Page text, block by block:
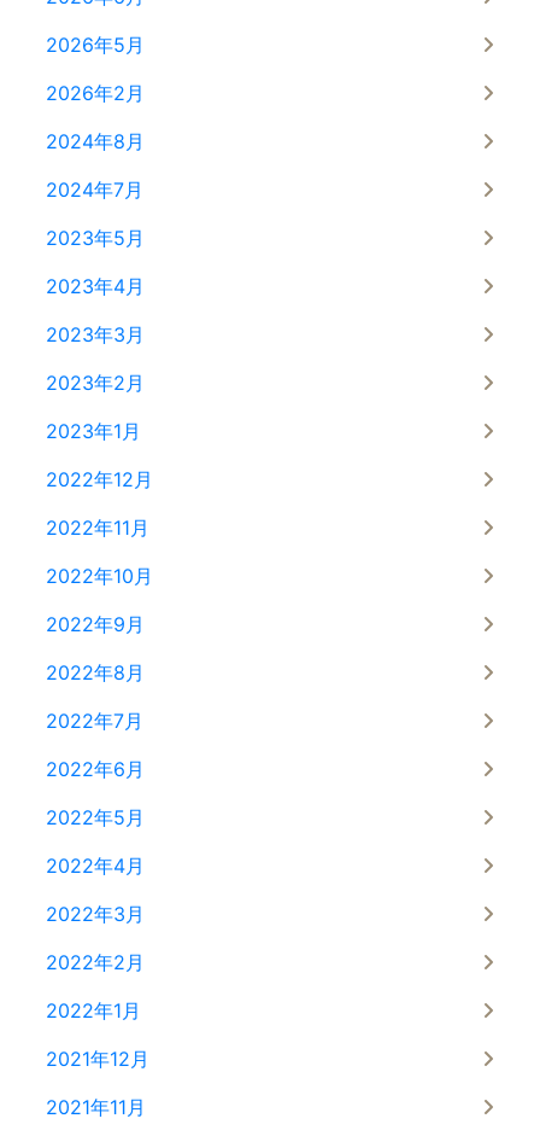
2026年5月
2026年2月
2024年8月
2024年7月
2023年5月
2023年4月
2023年3月
2023年2月
2023年1月
2022年12月
2022年11月
2022年10月
2022年9月
2022年8月
2022年7月
2022年6月
2022年5月
2022年4月
2022年3月
2022年2月
2022年1月
2021年12月
2021年11月